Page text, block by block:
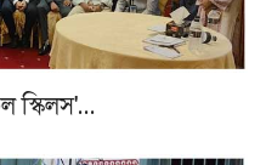
স্কিলস'…